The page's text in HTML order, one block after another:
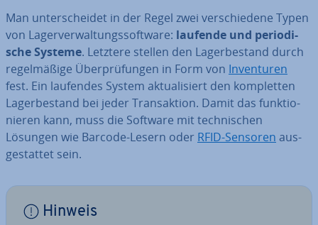
Man un­ter­schei­det in der Regel zwei ver­schie­de­ne Typen
von La­ger­ver­wal­tungs­soft­ware: laufende und pe­ri­odi­
sche Systeme. Letztere stellen den La­ger­be­stand durch
re­gel­mä­ßi­ge Über­prü­fun­gen in Form von In­ven­tu­ren
fest. Ein laufendes System ak­tua­li­siert den kom­plet­ten
La­ger­be­stand bei jeder Trans­ak­ti­on. Damit das funk­tio­
nie­ren kann, muss die Software mit tech­ni­schen
Lösungen wie Barcode-Lesern oder RFID-Sensoren aus­
ge­stat­tet sein.
Hinweis